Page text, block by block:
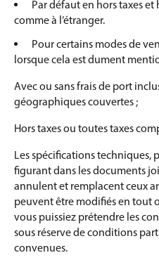
Par défaut en hors taxes
comme à l’étranger.
Pour certains modes de
lorsque cela est dument
Avec ou sans frais de port
géographiques couvertes ;
Hors taxes ou toutes taxes
Les spécifications techniques,
figurant dans les documents
annulent et remplacent ceux
peuvent être modifiés en tout
vous puissiez prétendre les
sous réserve de conditions
convenues.